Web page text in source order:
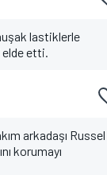
lastiklerle
etti.
arkadaşı Russel
korumayı